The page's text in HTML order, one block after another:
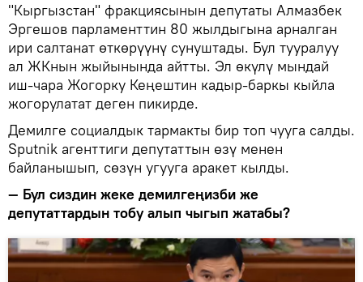
"Кыргызстан" фракциясынын депутаты Алмазбек
Эргешов парламенттин 80 жылдыгына арналган
ири салтанат өткөрүүнү сунуштады. Бул тууралуу
ал ЖКнын жыйынында айтты. Эл өкүлү мындай
иш-чара Жогорку Кеңештин кадыр-баркы кыйла
жогорулатат деген пикирде.
Демилге социалдык тармакты бир топ чууга салды.
Sputnik агенттиги депутаттын өзү менен
байланышып, сөзүн угууга аракет кылды.
— Бул сиздин жеке демилгеңизби же
депутаттардын тобу алып чыгып жатабы?